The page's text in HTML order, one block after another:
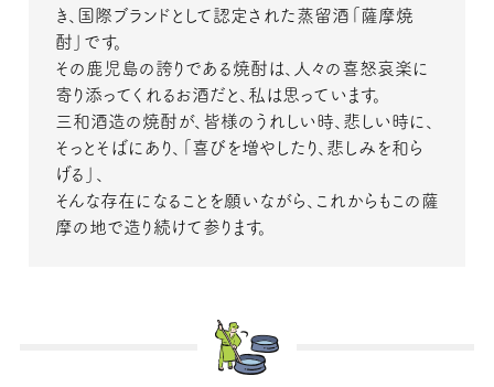
き、国際ブランドとして認定された蒸留酒「薩摩焼
酎」です。
その鹿児島の誇りである焼酎は、人々の喜怒哀楽に
寄り添ってくれるお酒だと、私は思っています。
三和酒造の焼酎が、皆様のうれしい時、悲しい時に、
そっとそばにあり、「喜びを増やしたり、悲しみを和ら
げる」、
そんな存在になることを願いながら、これからもこの薩
摩の地で造り続けて参ります。